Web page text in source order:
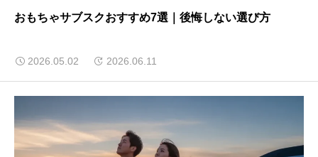
おもちゃサブスクおすすめ7選｜後悔しない選び方
2026.05.02 2026.06.11